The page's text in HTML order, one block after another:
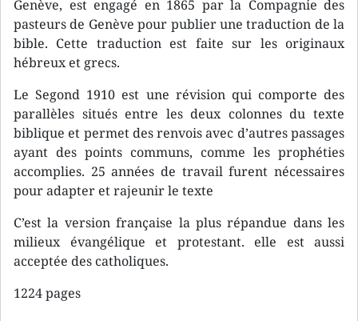
Genève, est engagé en 1865 par la Compagnie des
pasteurs de Genève pour publier une traduction de la
bible. Cette traduction est faite sur les originaux
hébreux et grecs.
Le Segond 1910 est une révision qui comporte des
parallèles situés entre les deux colonnes du texte
biblique et permet des renvois avec d’autres passages
ayant des points communs, comme les prophéties
accomplies. 25 années de travail furent nécessaires
pour adapter et rajeunir le texte
C’est la version française la plus répandue dans les
milieux évangélique et protestant. elle est aussi
acceptée des catholiques.
1224 pages